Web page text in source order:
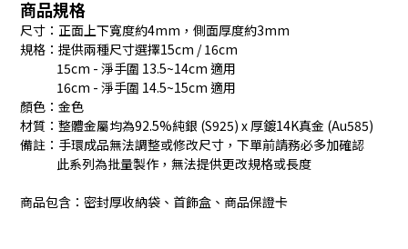
商品規格
尺寸：正面上下寬度約4mm，側面厚度約3mm
規格：提供兩種尺寸選擇15cm / 16cm
15cm - 淨手圍 13.5~14cm 適用
16cm - 淨手圍 14.5~15cm 適用
顏色：金色
材質：整體金屬均為92.5%純銀 (S925) x 厚鍍14K真金 (Au585)
備註：手環成品無法調整或修改尺寸，下單前請務必多加確認
此系列為批量製作，無法提供更改規格或長度
商品包含：密封厚收納袋、首飾盒、商品保證卡